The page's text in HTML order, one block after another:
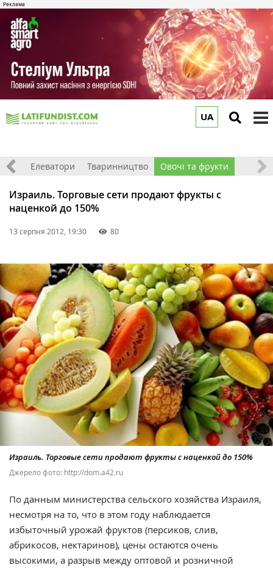
UA
Елеватори Тваринництво Овочі та фрукти
Израиль. Торговые сети продают фрукты с
наценкой до 150%
13 серпня 2012, 19:30 80
Израиль. Торговые сети продают фрукты с наценкой до 150%
Джерело фото: http://dom.a42.ru
По данным министерства сельского хозяйства Израиля,
несмотря на то, что в этом году наблюдается
избыточный урожай фруктов (персиков, слив,
абрикосов, нектаринов), цены остаются очень
высокими, а разрыв между оптовой и розничной